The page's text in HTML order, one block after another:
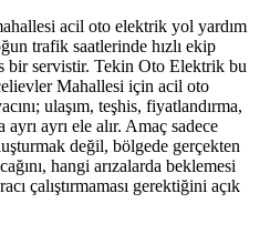
acil oto elektrik yol yardım
trafik saatlerinde hızlı ekip
bir servistir. Tekin Oto Elektrik bu
Mahallesi için acil oto
ulaşım, teşhis, fiyatlandırma,
ayrı ele alır. Amaç sadece
değil, bölgede gerçekten
hangi arızalarda beklemesi
çalıştırmaması gerektiğini açık